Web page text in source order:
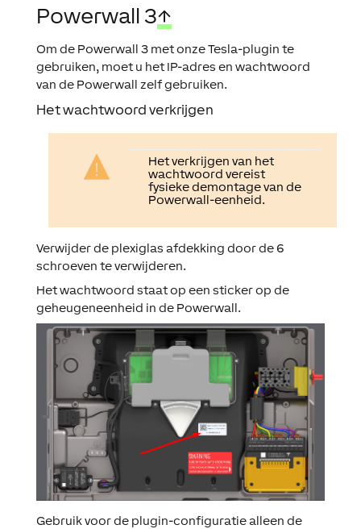
Powerwall 3↑
Om de Powerwall 3 met onze Tesla-plugin te
gebruiken, moet u het IP-adres en wachtwoord
van de Powerwall zelf gebruiken.
Het wachtwoord verkrijgen
Het verkrijgen van het
wachtwoord vereist
fysieke demontage van de
Powerwall-eenheid.
Verwijder de plexiglas afdekking door de 6
schroeven te verwijderen.
Het wachtwoord staat op een sticker op de
geheugeneenheid in de Powerwall.
Gebruik voor de plugin-configuratie alleen de